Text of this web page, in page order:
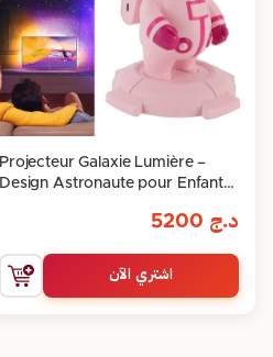
Projecteur Galaxie Lumière –
Design Astronaute pour Enfants
د.ج
اشتري الآن